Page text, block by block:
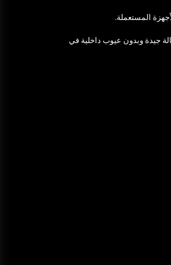
المستعملة.
جيدة وبدون عيوب داخلية في